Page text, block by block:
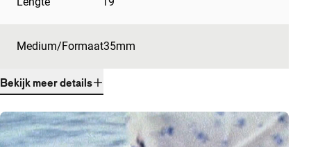
Medium/Formaat35mm
Bekijk meer details